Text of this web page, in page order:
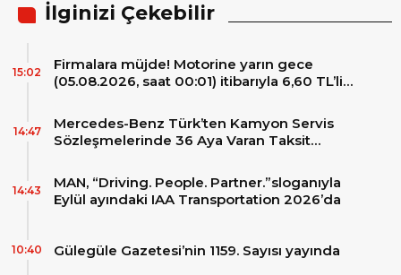
İlginizi Çekebilir
Firmalara müjde! Motorine yarın gece
(05.08.2026, saat 00:01) itibarıyla 6,60 TL’lik
15:02
Mercedes-Benz Türk’ten Kamyon Servis
Sözleşmelerinde 36 Aya Varan Taksit
14:47
MAN, “Driving. People. Partner.”sloganıyla
Eylül ayındaki IAA Transportation 2026’da
14:43
Gülegüle Gazetesi’nin 1159. Sayısı yayında
10:40